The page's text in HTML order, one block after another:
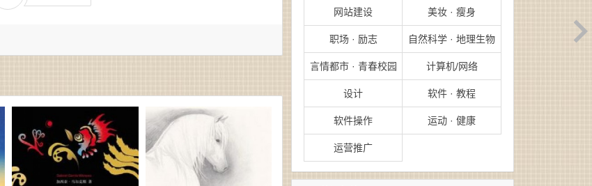
网站建设 美妆 · 瘦身
职场 · 励志 自然科学 · 地理生物
言情都市 · 青春校园 计算机/网络
设计 软件 · 教程
软件操作 运动 · 健康
运营推广